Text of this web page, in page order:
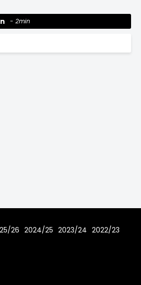
2min
26 2024/25 2023/24 2022/23